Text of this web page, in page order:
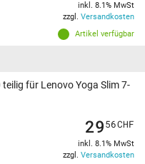
Artikel verfügbar
inkl. 8.1% MwSt
zzgl. Versandkosten
für Lenovo Yoga Slim 7-
2956CHF
inkl. 8.1% MwSt
zzgl. Versandkosten